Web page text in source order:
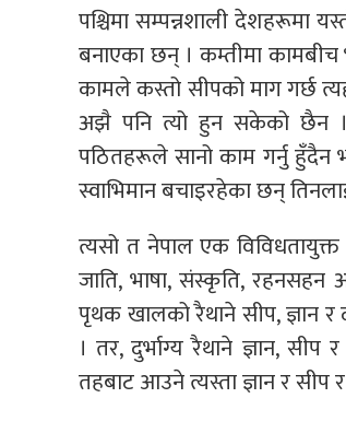
पश्चिमा सम्पन्नशाली देशहरूमा
बनाएका छन् । कम्तीमा
कामले कस्तो सीपको माग गर्छ
अझै पनि त्यो हुन सकेको छैन
पठितहरूले सानो काम गर्नु हुँदैन
स्वाभिमान बचाइरहेका छन्
त्यसो त नेपाल एक
जाति, भाषा, संस्कृति, रहनसहन
पृथक खालको रैथाने सीप, ज्ञान र
। तर, दुर्भाग्य रैथाने ज्ञान,
तहबाट आउने त्यस्ता ज्ञान र सीप